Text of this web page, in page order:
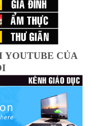
YOUTUBE CỦA